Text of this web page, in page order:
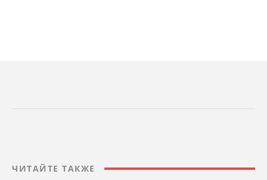
ЧИТАЙТЕ ТАКЖЕ